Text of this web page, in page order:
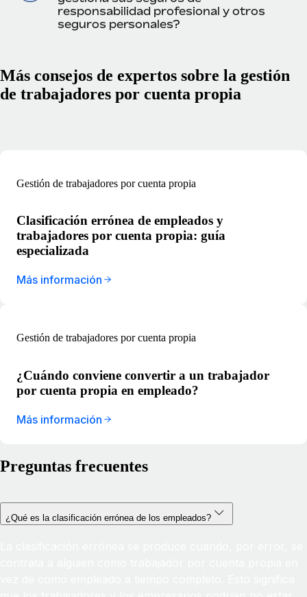
responsabilidad profesional y otros
seguros personales?
Más consejos de expertos sobre la gestión
de trabajadores por cuenta propia
Gestión de trabajadores por cuenta propia
Clasificación errónea de empleados y
trabajadores por cuenta propia: guía
especializada
Más información
Gestión de trabajadores por cuenta propia
¿Cuándo conviene convertir a un trabajador
por cuenta propia en empleado?
Más información
Preguntas frecuentes
¿Qué es la clasificación errónea de los empleados?